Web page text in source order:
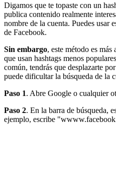
Digamos que te topaste con un
publica contenido realmente
nombre de la cuenta. Puedes usar
de Facebook.
Sin embargo, este método es más
que usan hashtags menos
común, tendrás que desplazarte
puede dificultar la búsqueda de la
Paso 1. Abre Google o cualquier
Paso 2. En la barra de búsqueda,
ejemplo, escribe